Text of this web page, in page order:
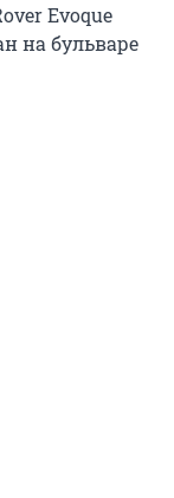
Evoque
на бульваре